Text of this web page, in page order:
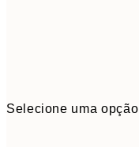
Selecione uma opção